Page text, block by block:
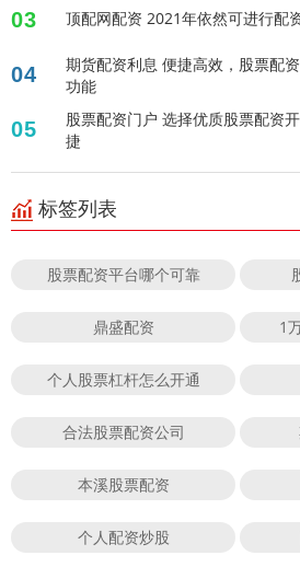
03 顶配网配资 2021年依然可进行配
04
期货配资利息 便捷高效，股票配
功能
05
股票配资门户 选择优质股票配资
捷
标签列表
股票配资平台哪个可靠
鼎盛配资 1
个人股票杠杆怎么开通
合法股票配资公司
本溪股票配资
个人配资炒股